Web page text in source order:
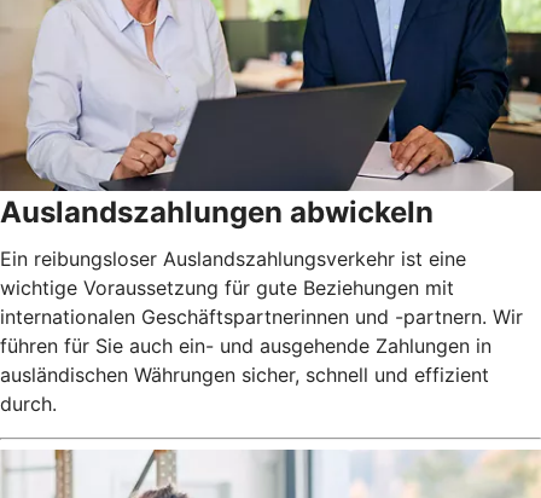
Auslandszahlungen abwickeln
Ein reibungsloser Auslandszahlungsverkehr ist eine
wichtige Voraussetzung für gute Beziehungen mit
internationalen Geschäftspartnerinnen und -partnern. Wir
führen für Sie auch ein- und ausgehende Zahlungen in
ausländischen Währungen sicher, schnell und effizient
durch.